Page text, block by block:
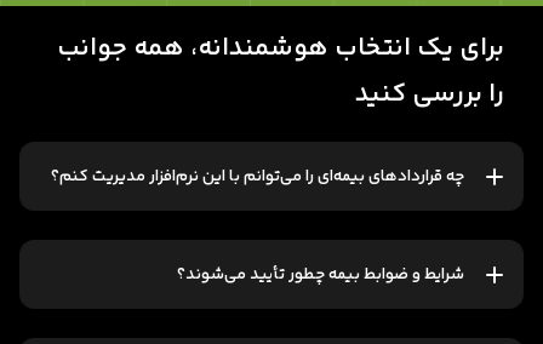
برای یک انتخاب هوشمندانه، همه جوانب
را بررسی کنید
چه قراردادهای بیمه‌ای را می‌توانم با این نرم‌افزار مدیریت کنم؟
شرایط و ضوابط بیمه چطور تأیید می‌شوند؟